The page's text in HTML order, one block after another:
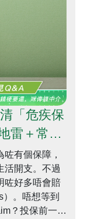
「危疾保
雷＋常見
有個保障，
活開支。不過
咗好多唔會賠
。唔想等到
？投保前一定